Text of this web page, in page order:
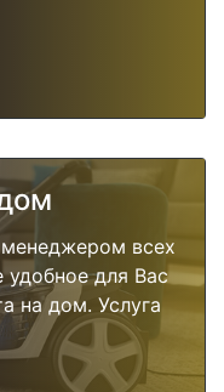
всех
удобное для Вас
на дом. Услуга